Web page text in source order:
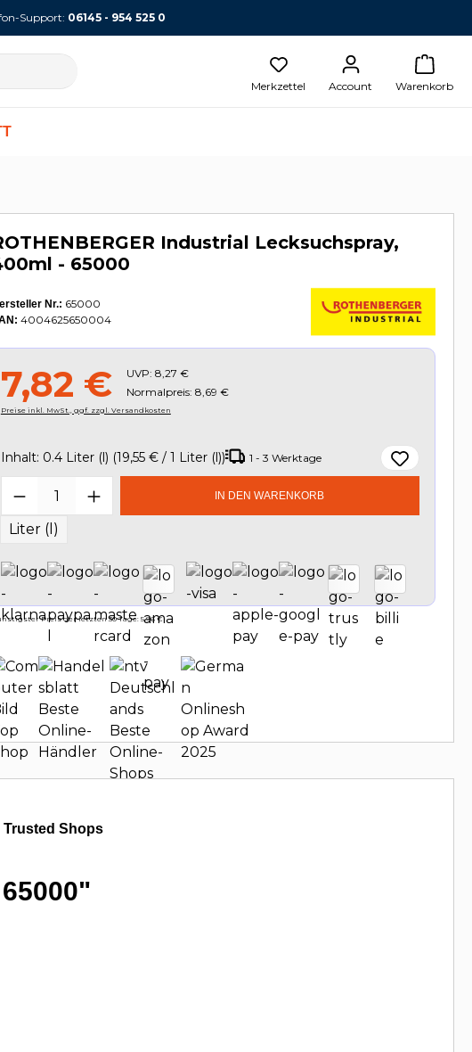
Support: 06145 - 954 525 0
Merkzettel Account Warenkorb
Industrial Lecksuchspray,
- 65000
Nr.: 65000
4004625650004
7,82 € UVP: 8,27 €
Normalpreis: 8,69 €
Preise inkl. MwSt., ggf. zzgl. Versandkosten
Inhalt: 0.4 Liter (l) (19,55 € / 1 Liter (l)) 1 - 3 Werktage
Produkt Anzahl: Gib den gewünschten
Liter (l)
IN DEN WARENKORB
Preis der letzten 30 Tage: 5,96 €
Trusted Shops